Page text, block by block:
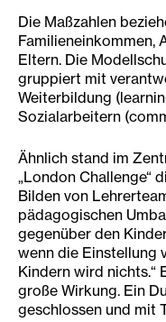
Die Maßzahlen
Familieneinkommen,
Eltern. Die
gruppiert mit
Weiterbildung
Sozialarbeitern
Ähnlich stand im
„London Challenge“
Bilden von
pädagogischen
gegenüber den
wenn die Einstellung
Kindern wird nichts.“
große Wirkung. Ein
geschlossen und mit